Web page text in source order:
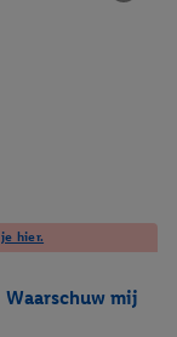
hier.
Waarschuw mij